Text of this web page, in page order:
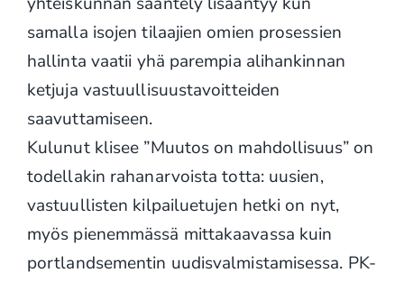
samalla isojen tilaajien omien prosessien
hallinta vaatii yhä parempia alihankinnan
ketjuja vastuullisuustavoitteiden
saavuttamiseen.
Kulunut klisee ”Muutos on mahdollisuus” on
todellakin rahanarvoista totta: uusien,
vastuullisten kilpailuetujen hetki on nyt,
myös pienemmässä mittakaavassa kuin
portlandsementin uudisvalmistamisessa. PK-